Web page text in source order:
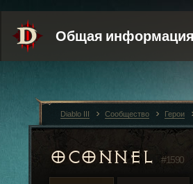
OCONNEL #1590
Diablo III Сообщество Герои